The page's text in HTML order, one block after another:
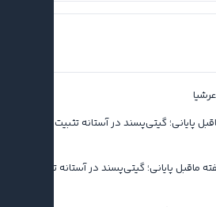
پایانی؛ گیتی‌پسند در آستانه تثبیت
ماقبل پایانی؛ گیتی‌پسند در آستانه تثبیت